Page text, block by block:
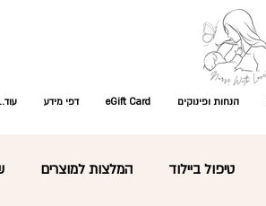
הנחות ופינוקים eGift Card דפי מידע
טיפול ביילוד המלצות למוצרים